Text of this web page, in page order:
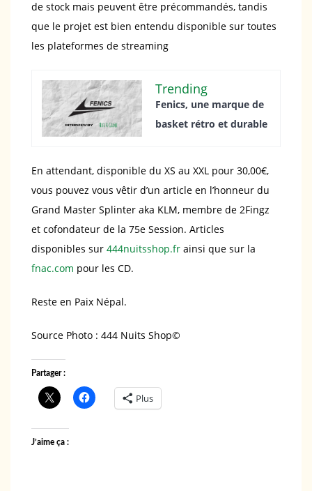
de stock mais peuvent être précommandés, tandis
que le projet est bien entendu disponible sur toutes
les plateformes de streaming
Trending
Fenics, une marque de
basket rétro et durable
En attendant, disponible du XS au XXL pour 30,00€,
vous pouvez vous vêtir d’un article en l’honneur du
Grand Master Splinter aka KLM, membre de 2Fingz
et cofondateur de la 75e Session. Articles
disponibles sur 444nuitsshop.fr ainsi que sur la
fnac.com pour les CD.
Reste en Paix Népal.
Source Photo : 444 Nuits Shop©️
Partager :
Plus
J’aime ça :